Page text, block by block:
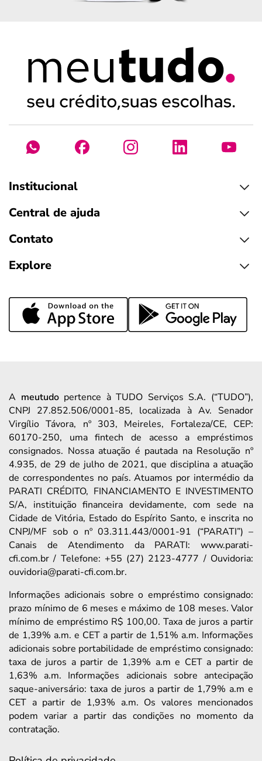
Institucional
Central de ajuda
Contato
Explore
A meutudopertence à TUDO Serviços S.A. (“TUDO”),
CNPJ 27.852.506/0001-85, localizada à Av. Senador
Virgílio Távora, nº 303, Meireles, Fortaleza/CE, CEP:
60170-250, uma fintech de acesso a empréstimos
consignados. Nossa atuação é pautada na Resolução nº
4.935, de 29 de julho de 2021, que disciplina a atuação
de correspondentes no país. Atuamos por intermédio da
PARATI CRÉDITO, FINANCIAMENTO E INVESTIMENTO
S/A, instituição financeira devidamente, com sede na
Cidade de Vitória, Estado do Espírito Santo, e inscrita no
CNPJ/MF sob o nº 03.311.443/0001-91 (“PARATI”) –
Canais de Atendimento da PARATI: www.parati-
cfi.com.br / Telefone: +55 (27) 2123-4777 / Ouvidoria:
ouvidoria@parati-cfi.com.br.
Informações adicionais sobre o empréstimo consignado:
prazo mínimo de 6 meses e máximo de 108 meses. Valor
mínimo de empréstimo R$ 100,00. Taxa de juros a partir
de 1,39% a.m. e CET a partir de 1,51% a.m. Informações
adicionais sobre portabilidade de empréstimo consignado:
taxa de juros a partir de 1,39% a.m e CET a partir de
1,63% a.m. Informações adicionais sobre antecipação
saque-aniversário: taxa de juros a partir de 1,79% a.m e
CET a partir de 1,93% a.m. Os valores mencionados
podem variar a partir das condições no momento da
contratação.